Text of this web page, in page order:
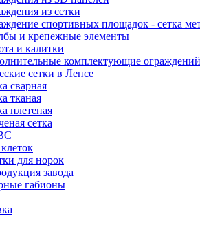
из сетки
спортивных площадок - сетка
и крепежные элементы
и калитки
комплектующие ограждений
сетки в Лепсе
сварная
тканая
плетеная
сетка
для норок
завода
габионы